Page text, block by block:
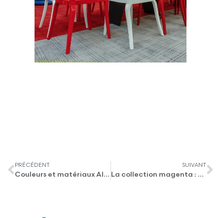
PRÉCÉDENT
Couleurs et matériaux Alma Design: la magie de la saison
SUIVANT
La collection magenta : Milan colorés, entre ambiances et matières raffinées